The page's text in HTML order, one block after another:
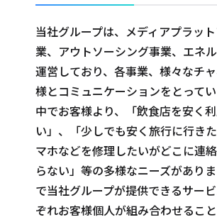
当社グループは、メディアプラッ
業、アウトソーシング事業、エネ
運営しており、各事業、様々なチ
様とコミュニケーションをとって
中でお客様より、「飲食店を安く
い」、「少しでも安く旅行に行き
マホなどを修理したいがどこに連
らない」等の多様なニーズがあり
で当社グループが提供できるサー
ぞれお客様個人が組み合わせるこ